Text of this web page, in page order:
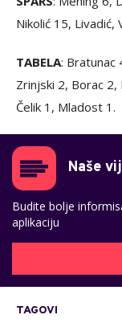
Nikolić 15, Livadić,
TABELA: Bratunac
Zrinjski 2, Borac
Čelik 1, Mladost 1.
Naše
Budite bolje
aplikaciju
TAGOVI